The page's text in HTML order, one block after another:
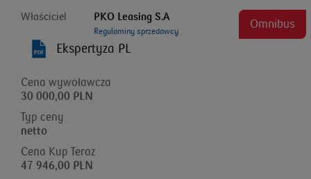
Właściciel PKO Leasing S.A
Regulaminy sprzedawcy
Omnibus
Ekspertyza PL
Cena wywoławcza
30 000,00 PLN
Typ ceny
netto
Cena Kup Teraz
47 946,00 PLN